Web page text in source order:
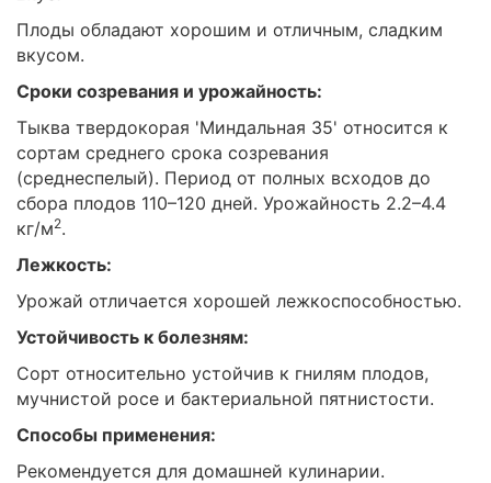
Плоды обладают хорошим и отличным, сладким
вкусом.
Сроки созревания и урожайность:
Тыква твердокорая 'Миндальная 35' относится к
сортам среднего срока созревания
(среднеспелый). Период от полных всходов до
сбора плодов 110–120 дней. Урожайность 2.2–4.4
кг/м2.
Лежкость:
Урожай отличается хорошей лежкоспособностью.
Устойчивость к болезням:
Сорт относительно устойчив к гнилям плодов,
мучнистой росе и бактериальной пятнистости.
Способы применения:
Рекомендуется для домашней кулинарии.